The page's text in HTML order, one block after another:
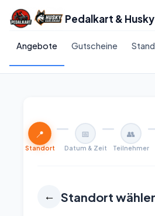
Pedalkart &
Angebote Gutscheine
📍
Standort
📅
Datum & Zeit
👥
Teilnehmer
← Standort